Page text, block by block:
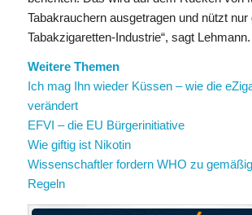
Tabakrauchern ausgetragen und nützt nur
Tabakzigaretten-Industrie“, sagt Lehmann.
Weitere Themen
Ich mag Ihn wieder Küssen – wie die
verändert
EFVI – die EU Bürgerinitiative
Wie giftig ist Nikotin
Wissenschaftler fordern WHO zu
Regeln